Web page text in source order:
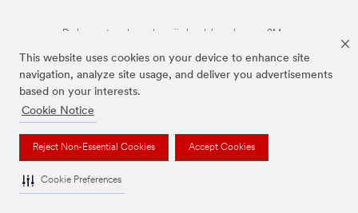
This website uses cookies on your device to enhance site
navigation, analyze site usage, and deliver you advertisements
based on your interests.
Cookie Notice
Reject Non-Essential Cookies Accept Cookies
Cookie Preferences
De bovenstaande merken zijn handelsmerken van 3M.we